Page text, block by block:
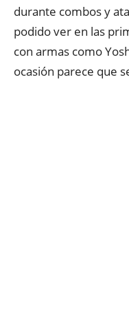
durante combos y
podido ver en las
con armas como
ocasión parece que